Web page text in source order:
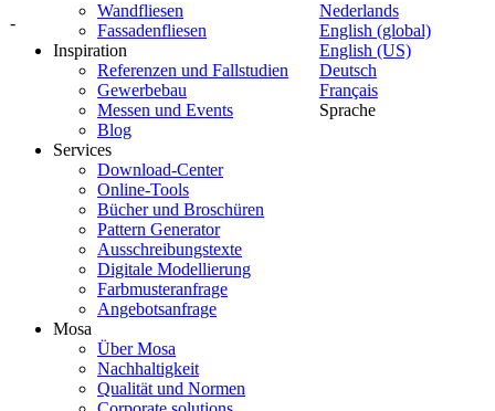
-
Nederlands
English (global)
English (US)
Deutsch
Français
Sprache
Wandfliesen
Fassadenfliesen
Inspiration
Referenzen und Fallstudien
Gewerbebau
Messen und Events
Blog
Services
Download-Center
Online-Tools
Bücher und Broschüren
Pattern Generator
Ausschreibungstexte
Digitale Modellierung
Farbmusteranfrage
Angebotsanfrage
Mosa
Über Mosa
Nachhaltigkeit
Qualität und Normen